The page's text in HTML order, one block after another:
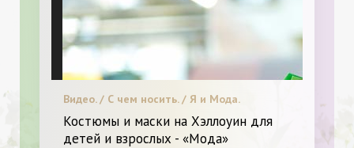
Видео. / С чем носить. / Я и Мода.
Костюмы и маски на Хэллоуин для
детей и взрослых - «Мода»